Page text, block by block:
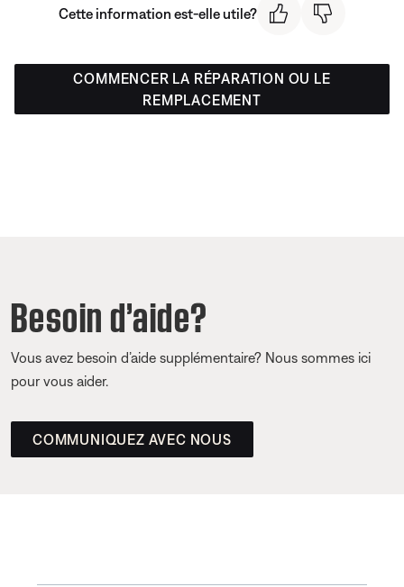
Cette information est-elle utile?
COMMENCER LA RÉPARATION OU LE
REMPLACEMENT
Besoin d’aide?
Vous avez besoin d’aide supplémentaire? Nous sommes ici
pour vous aider.
COMMUNIQUEZ AVEC NOUS